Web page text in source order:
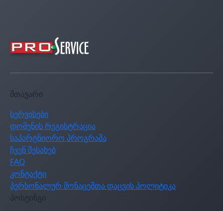
მთავარი
სერვისები
დომენის რეგისტრაცია
საპარტნიორო პროგრამა
ჩვენ შესახებ
FAQ
კონტაქტი
პერსონალურ მონაცემთა დაცვის პოლიტიკა
ჰოსტინგი